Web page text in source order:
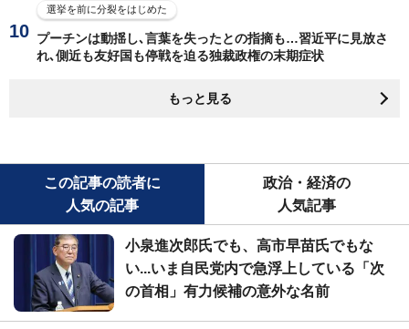
選挙を前に分裂をはじめた
プーチンは動揺し､言葉を失ったとの指摘も…習近平に見放さ
れ､側近も友好国も停戦を迫る独裁政権の末期症状
もっと見る
この記事の読者に
人気の記事
政治・経済の
人気記事
小泉進次郎氏でも、高市早苗氏でもな
い...いま自民党内で急浮上している「次
の首相」有力候補の意外な名前